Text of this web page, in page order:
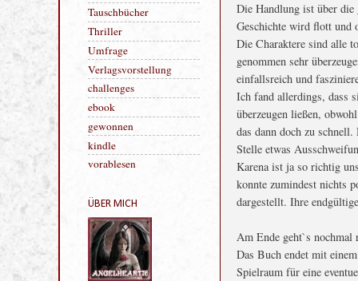
Die Handlung ist über die
Geschichte wird flott und
Die Charaktere sind alle
genommen sehr
einfallsreich und
Ich fand allerdings, dass
überzeugen ließen,
das dann doch zu
Stelle etwas
Karena ist ja so richtig
konnte zumindest nichts
dargestellt. Ihre
Am Ende geht`s nochmal
Das Buch endet mit
Spielraum für eine
ScienceFiciton
Statistik
Tauschbücher
Thriller
Umfrage
Verlagsvorstellung
challenges
ebook
gewonnen
vorablesen
ÜBER MICH